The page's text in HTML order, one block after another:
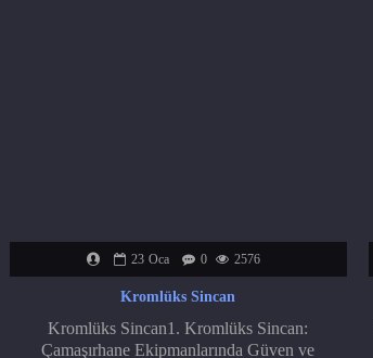
23 Oca 0 2576
Kromlüks Sincan
Kromlüks Sincan1. Kromlüks Sincan:
Çamaşırhane Ekipmanlarında Güven ve